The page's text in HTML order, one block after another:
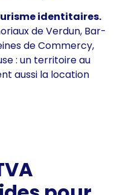
identitaires.
de Verdun, Bar-
de Commercy,
: un territoire au
aussi la location